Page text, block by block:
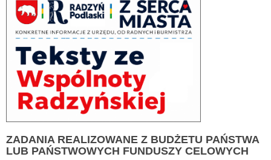
ZADANIAREALIZOWANE Z BUDŻETU PAŃSTWA
LUB PAŃSTWOWYCH FUNDUSZY CELOWYCH